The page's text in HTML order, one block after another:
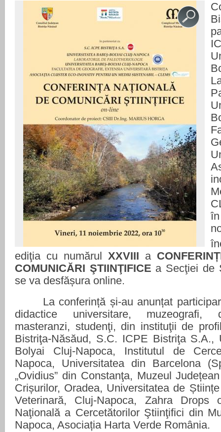
ediţia cu numărul XXVIII a
COMUNICĂRI ŞTIINŢIFICE a Secţiei de
se va desfășuraonline.
La conferință și-au anunțat
didactice universitare, muzeografi,
masteranzi, studenţi, din instituţii de
Bistriţa-Năsăud, S.C. ICPE Bistriţa S.A.,
Bolyai Cluj-Napoca, Institutul de
Napoca, Universitatea din Barcelona
„Ovidius” din Constanţa, Muzeul
Crișurilor, Oradea, Universitatea de Științ
Veterinară, Cluj-Napoca, Zahra Drops
Naţională a Cercetătorilor Ştiinţifici din
Napoca, Asociația Harta Verde România.